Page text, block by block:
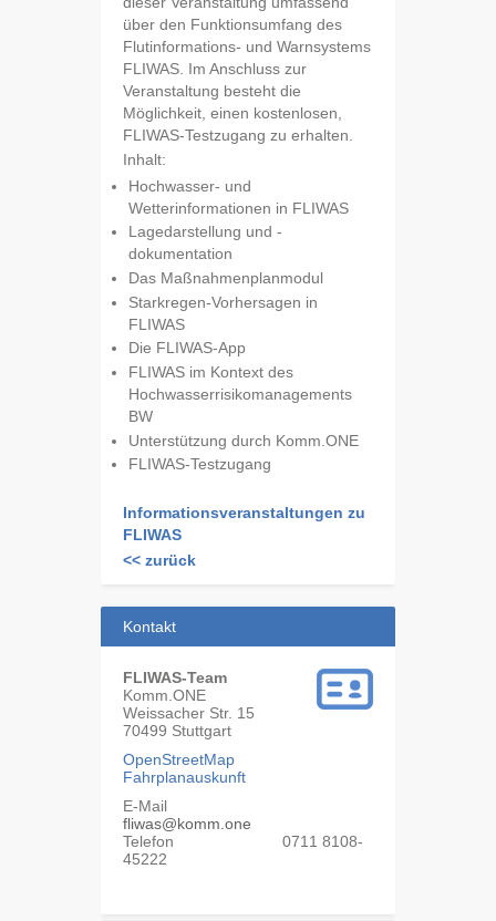
über den Funktionsumfang des
Flutinformations- und Warnsystems
FLIWAS. Im Anschluss zur
Veranstaltung besteht die
Möglichkeit, einen kostenlosen,
FLIWAS-Testzugang zu erhalten.
Inhalt:
Hochwasser- und
Wetterinformationen in FLIWAS
Lagedarstellung und -
dokumentation
Das Maßnahmenplanmodul
Starkregen-Vorhersagen in
FLIWAS
Die FLIWAS-App
FLIWAS im Kontext des
Hochwasserrisikomanagements
BW
Unterstützung durch Komm.ONE
FLIWAS-Testzugang
Informationsveranstaltungen zu
FLIWAS
<< zurück
Kontakt
FLIWAS-Team
Komm.ONE
Weissacher Str. 15
70499 Stuttgart
OpenStreetMap
Fahrplanauskunft
E-Mail
fliwas@komm.one
Telefon
0711 8108-
45222